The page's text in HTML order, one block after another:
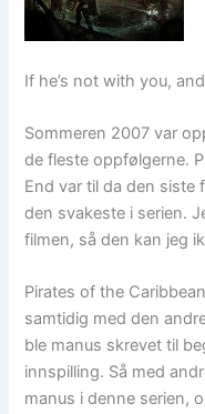
If he’s not with you,
Sommeren 2007 var
de fleste oppfølgerne.
End var til da den siste
den svakeste i serien.
filmen, så den kan jeg
Pirates of the
samtidig med den
ble manus skrevet til
innspilling. Så med
manus i denne serien,